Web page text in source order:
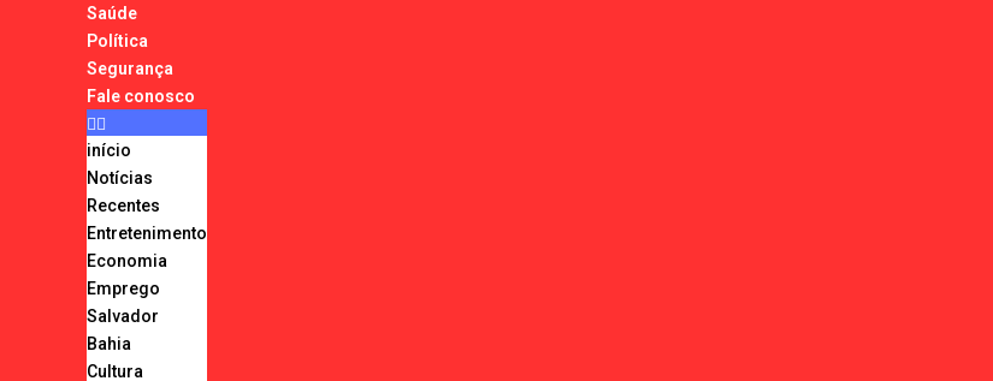
Saúde
Política
Segurança
Fale conosco
início
Notícias
Recentes
Entretenimento
Economia
Emprego
Salvador
Bahia
Cultura